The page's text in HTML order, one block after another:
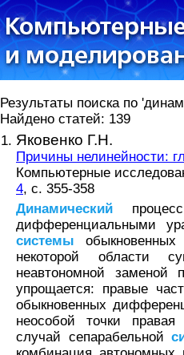
Результаты поиска по
Найдено статей: 139
Яковенко Г.Н.
Причины нелинейности:
Компьютерные
4, с. 355-358
Динамический
дифференциальными
системы
некоторой области
неавтономной заменой
упрощается: правые
обыкновенных
неособой точки
случай сепарабельной